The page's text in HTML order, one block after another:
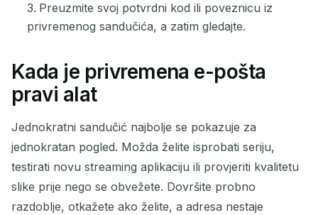
Preuzmite svoj potvrdni kod ili poveznicu iz
privremenog sandučića, a zatim gledajte.
Kada je privremena e-pošta
pravi alat
Jednokratni sandučić najbolje se pokazuje za
jednokratan pogled. Možda želite isprobati seriju,
testirati novu streaming aplikaciju ili provjeriti kvalitetu
slike prije nego se obvežete. Dovršite probno
razdoblje, otkažete ako želite, a adresa nestaje